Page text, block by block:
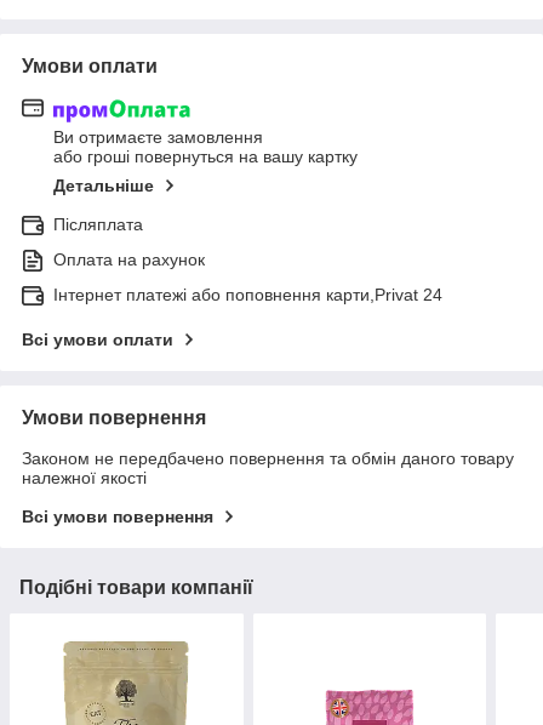
Умови оплати
Ви отримаєте замовлення
або гроші повернуться на вашу картку
Детальніше
Післяплата
Оплата на рахунок
Інтернет платежі або поповнення карти,Privat 24
Всі умови оплати
Умови повернення
Законом не передбачено повернення та обмін даного товару
належної якості
Всі умови повернення
Подібні товари компанії